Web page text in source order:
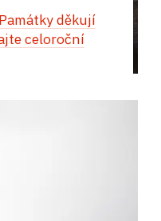
děkují
celoroční